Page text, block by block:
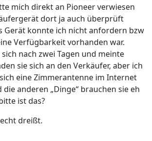
mich direkt an Pioneer verwiesen
dort ja auch überprüft
Gerät konnte ich nicht anfordern bzw
Verfügbarkeit vorhanden war.
nach zwei Tagen und meinte
sie sich an den Verkäufer, aber ich
eine Zimmerantenne im Internet
anderen „Dinge“ brauchen sie eh
ist das?
dreißt.